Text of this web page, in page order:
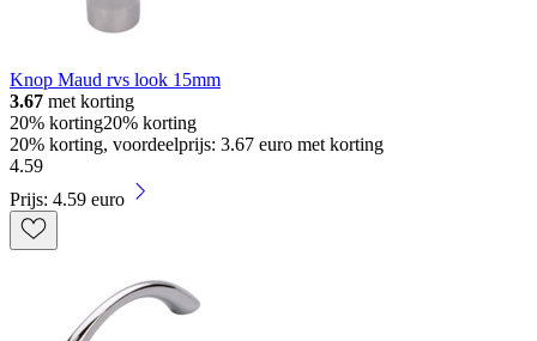
Knop Maud rvs look 15mm
3.67 met korting
20% korting20% korting
20% korting, voordeelprijs: 3.67 euro met korting
4.59
Prijs: 4.59 euro